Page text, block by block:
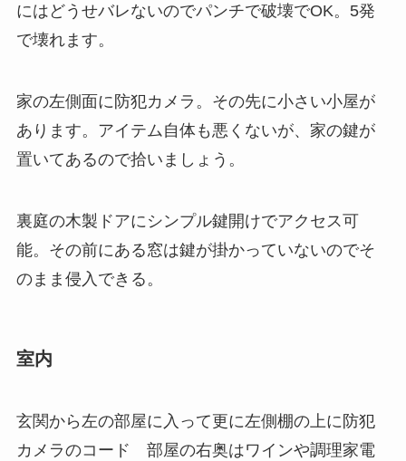
にはどうせバレないのでパンチで破壊でOK。5発
で壊れます。
家の左側面に防犯カメラ。その先に小さい小屋が
あります。アイテム自体も悪くないが、家の鍵が
置いてあるので拾いましょう。
裏庭の木製ドアにシンプル鍵開けでアクセス可
能。その前にある窓は鍵が掛かっていないのでそ
のまま侵入できる。
室内
玄関から左の部屋に入って更に左側棚の上に防犯
カメラのコード 部屋の右奥はワインや調理家電